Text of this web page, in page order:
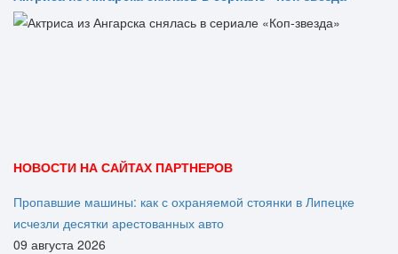
НОВОСТИ НА САЙТАХ ПАРТНЕРОВ
Пропавшие машины: как с охраняемой стоянки в Липецке
исчезли десятки арестованных авто
09 августа 2026